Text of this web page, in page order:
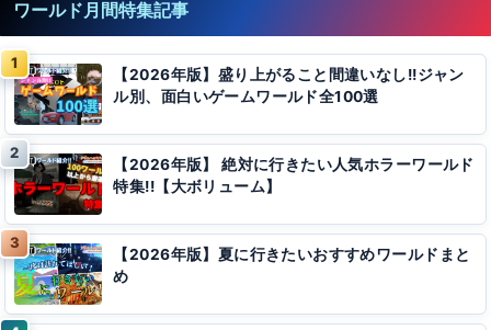
ワールド月間特集記事
【2026年版】盛り上がること間違いなし!!ジャン
ル別、面白いゲームワールド全100選
【2026年版】 絶対に行きたい人気ホラーワールド
特集!!【大ボリューム】
【2026年版】夏に行きたいおすすめワールドまと
め